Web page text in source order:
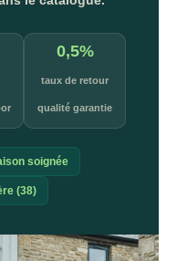
0,5%
taux de retour
qualité garantie
soignée
(38)